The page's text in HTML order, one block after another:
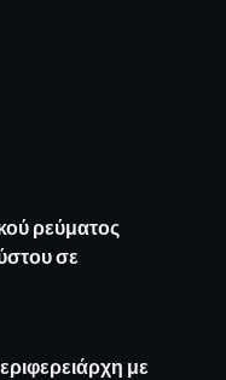
ρεύματος
σε
με